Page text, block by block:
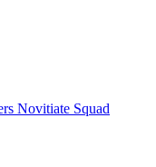
Novitiate Squad